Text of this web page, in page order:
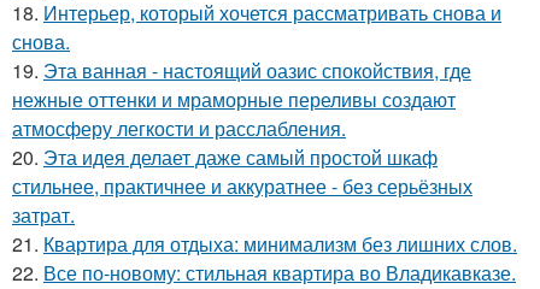
18. Интерьер, который хочется рассматривать снова и
снова.
19. Эта ванная - настоящий оазис спокойствия, где
нежные оттенки и мраморные переливы создают
атмосферу легкости и расслабления.
20. Эта идея делает даже самый простой шкаф
стильнее, практичнее и аккуратнее - без серьёзных
затрат.
21. Квартира для отдыха: минимализм без лишних слов.
22. Все по-новому: стильная квартира во Владикавказе.